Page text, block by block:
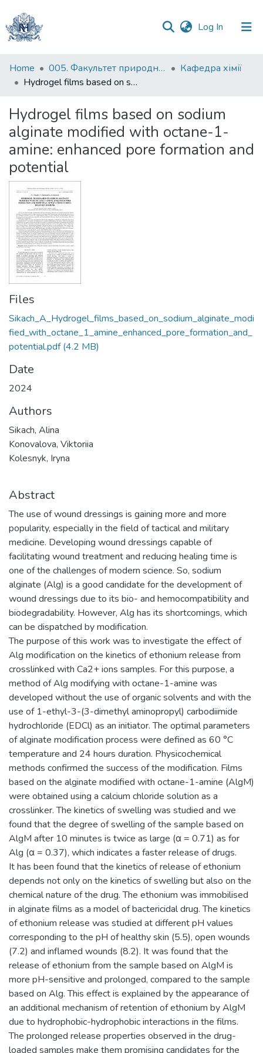
Log In (current)
Communities
&
All of DSpace
Statistics
Home 005. Факультет природничих наук
Кафедра хімії
Hydrogel films based on sodium alginate modified with octane-1-amine: enhanced pore formation and potential
Hydrogel films based on sodium
alginate modified with octane-1-
amine: enhanced pore formation and
potential
Files
Sikach_A_Hydrogel_films_based_on_sodium_alginate_modi
fied_with_octane_1_amine_enhanced_pore_formation_and_
potential.pdf(4.2 MB)
Date
2024
Authors
Sikach, Alina
Konovalova, Viktoriia
Kolesnyk, Iryna
Abstract
The use of wound dressings is gaining more and more
popularity, especially in the field of tactical and military
medicine. Developing wound dressings capable of
facilitating wound treatment and reducing healing time is
one of the challenges of modern science. So, sodium
alginate (Alg) is a good candidate for the development of
wound dressings due to its bio- and hemocompatibility and
biodegradability. However, Alg has its shortcomings, which
can be dispatched by modification.
The purpose of this work was to investigate the effect of
Alg modification on the kinetics of ethonium release from
crosslinked with Ca2+ ions samples. For this purpose, a
method of Alg modifying with octane-1-amine was
developed without the use of organic solvents and with the
use of 1-ethyl-3-(3-dimethyl aminopropyl) carbodiimide
hydrochloride (EDCl) as an initiator. The optimal parameters
of alginate modification process were defined as 60 °С
temperature and 24 hours duration. Physicochemical
methods confirmed the success of the modification. Films
based on the alginate modified with octane-1-amine (AlgM)
were obtained using a calcium chloride solution as a
crosslinker. The kinetics of swelling was studied and we
found that the degree of swelling of the sample based on
AlgM after 10 minutes is twice as large (α = 0.71) as for
Alg (α = 0.37), which indicates a faster release of drugs.
It has been found that the kinetics of release of ethonium
depends not only on the kinetics of swelling but also on the
chemical nature of the drug. The ethonium was immobilised
in alginate films as a model of bactericidal drug. The kinetics
of ethonium release was studied at different pH values
corresponding to the pH of healthy skin (5.5), open wounds
(7.2) and inflamed wounds (8.2). It was found that the
release of ethonium from the sample based on AlgM is
more pH-sensitive and prolonged, compared to the sample
based on Alg. This effect is explained by the appearance of
an additional mechanism of retention of ethonium by AlgM
due to hydrophobic-hydrophobic interactions in the films.
The prolonged release properties observed in the drug-
loaded samples make them promising candidates for the